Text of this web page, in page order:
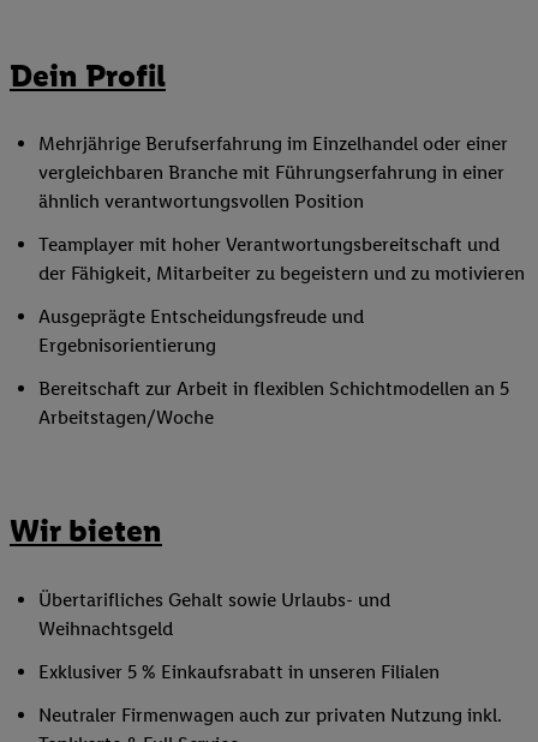
Dein Profil
Mehrjährige Berufserfahrung im Einzelhandel oder einer
vergleichbaren Branche mit Führungserfahrung in einer
ähnlich verantwortungsvollen Position
Teamplayer mit hoher Verantwortungsbereitschaft und
der Fähigkeit, Mitarbeiter zu begeistern und zu motivieren
Ausgeprägte Entscheidungsfreude und
Ergebnisorientierung
Bereitschaft zur Arbeit in flexiblen Schichtmodellen an 5
Arbeitstagen/Woche
Wir bieten
Übertarifliches Gehalt sowie Urlaubs- und
Weihnachtsgeld
Exklusiver 5 % Einkaufsrabatt in unseren Filialen
Neutraler Firmenwagen auch zur privaten Nutzung inkl.